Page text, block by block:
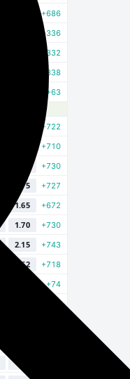
+686
+336
+332
+338
+63
+722
+710
+730
1.75 +727
1.65 +672
1.70 +730
2.15 +743
1.62 +718
+74
+699
1.77